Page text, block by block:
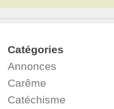
Catégories
Annonces
Carême
Catéchisme